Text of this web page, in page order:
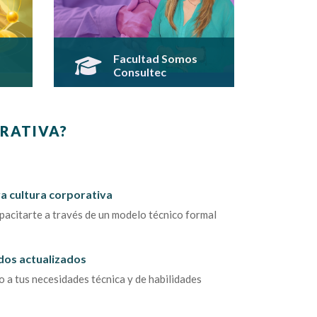
Facultad Somos
Consultec
Haz Clic Aquí Y
cultura corporativa
a través de un modelo técnico formal
actualizados
a tus necesidades técnica y de habilidades